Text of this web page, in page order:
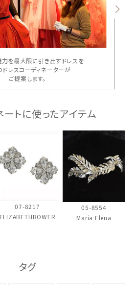
を最大限に引き出すドレスを
レスコーディネーターが
ご提案します。
ートに使ったアイテム
07-8217
ELIZABETHBOWER
05-8554
Maria Elena
タグ